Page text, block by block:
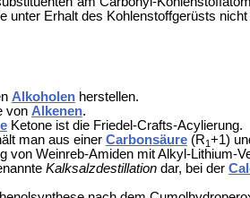
unter Erhalt des Kohlenstoffgerüsts
Alkoholenherstellen.
von Alkenen.
Ketone ist die Friedel-Crafts-Acylierung.
man aus einer Carbonsäure(R1+1)
von Weinreb-Amiden mit Alkyl-Lithium-
Kalksalzdestillationdar, bei der